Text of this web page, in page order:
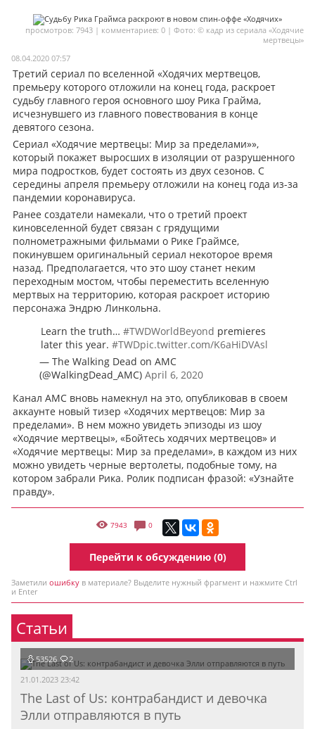
Мои материалы
Моя личная афиша
Перечитать
просмотров: 7943 | комментариев: 0 | Фото: © кадр из сериала «Ходячие
мертвецы»
08.04.2020 07:57
Третий сериал по вселенной «Ходячих мертвецов,
премьеру которого отложили на конец года, раскроет
судьбу главного героя основного шоу Рика Грайма,
исчезнувшего из главного повествования в конце
девятого сезона.
Сериал «Ходячие мертвецы: Мир за пределами»»,
который покажет выросших в изоляции от разрушенного
мира подростков, будет состоять из двух сезонов. С
середины апреля премьеру отложили на конец года из-за
пандемии коронавируса.
Ранее создатели намекали, что о третий проект
киновселенной будет связан с грядущими
полнометражными фильмами о Рике Граймсе,
покинувшем оригинальный сериал некоторое время
назад. Предполагается, что это шоу станет неким
переходным мостом, чтобы переместить вселенную
мертвых на территорию, которая раскроет историю
персонажа Эндрю Линкольна.
Learn the truth… #TWDWorldBeyond premieres
later this year. #TWDpic.twitter.com/K6aHiDVAsl
— The Walking Dead on AMC
(@WalkingDead_AMC) April 6, 2020
Канал АМС вновь намекнул на это, опубликовав в своем
аккаунте новый тизер «Ходячих мертвецов: Мир за
пределами». В нем можно увидеть эпизоды из шоу
«Ходячие мертвецы», «Бойтесь ходячих мертвецов» и
«Ходячие мертвецы: Мир за пределами», в каждом из них
можно увидеть черные вертолеты, подобные тому, на
котором забрали Рика. Ролик подписан фразой: «Узнайте
правду».
7943 0
Перейти к обсуждению (0)
Заметили ошибку в материале? Выделите нужный фрагмент и нажмите Ctrl
и Enter
Статьи
53526 2
21.01.2023 23:42
The Last of Us: контрабандист и девочка
Элли отправляются в путь